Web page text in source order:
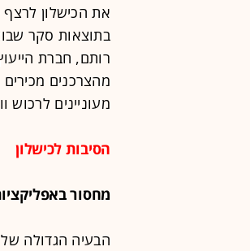
את הכישלון
מעוניינים לרכוש
הסיבות לכישלון
מחסור
הבעיה הגדולה